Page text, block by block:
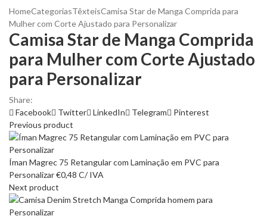
HomeCategoriasTêxteisCamisa Star de Manga Comprida para
Mulher com Corte Ajustado para Personalizar
Camisa Star de Manga Comprida
para Mulher com Corte Ajustado
para Personalizar
Share:
Facebook
Twitter LinkedIn Telegram
Pinterest
Previous product
Íman Magrec 75 Retangular com Laminação em PVC para
Personalizar€0,48 C/ IVA
Next product